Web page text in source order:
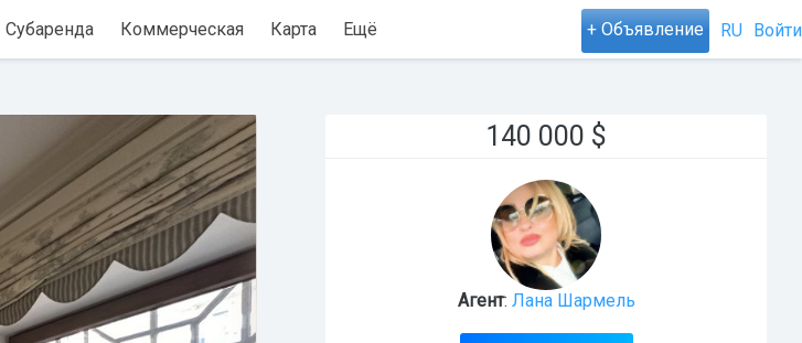
Субаренда Коммерческая Карта Ещё + Объявление RU Войти
140 000 $
Агент: Лана Шармель